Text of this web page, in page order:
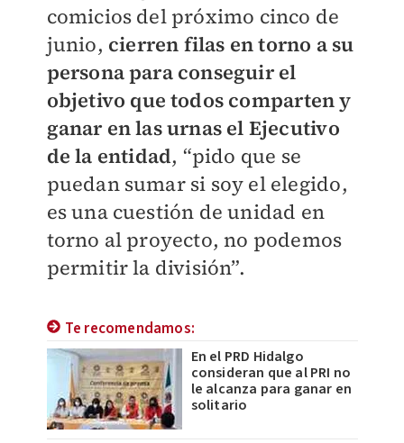
comicios del próximo cinco de
junio, cierren filas en torno a su
persona para conseguir el
objetivo que todos comparten y
ganar en las urnas el Ejecutivo
de la entidad, “pido que se
puedan sumar si soy el elegido,
es una cuestión de unidad en
torno al proyecto, no podemos
permitir la división”.
Te recomendamos:
En el PRD Hidalgo
consideran que al PRI no
le alcanza para ganar en
solitario